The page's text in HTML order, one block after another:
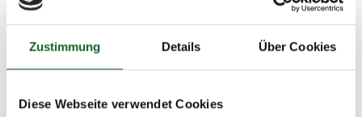
Zustimmung Details Über Cookies
Diese Webseite verwendet Cookies